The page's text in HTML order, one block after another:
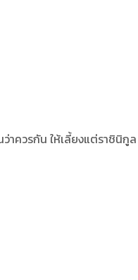
าควรกัน ให้เลี้ยงแต่ราชินิกูล